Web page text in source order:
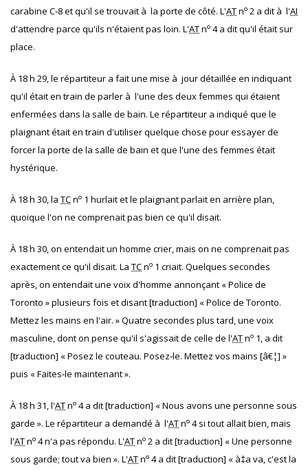
carabine C‐8 et qu'il se trouvait à la porte de côté. L'ATno 2 a dit à l'AI
d'attendre parce qu'ils n'étaient pas loin. L'ATno 4 a dit qu'il était sur
place.
À 18 h 29, le répartiteur a fait une mise à jour détaillée en indiquant
qu'il était en train de parler à l'une des deux femmes qui étaient
enfermées dans la salle de bain. Le répartiteur a indiqué que le
plaignant était en train d'utiliser quelque chose pour essayer de
forcer la porte de la salle de bain et que l'une des femmes était
hystérique.
À 18 h 30, la TCno 1 hurlait et le plaignant parlait en arrière plan,
quoique l'on ne comprenait pas bien ce qu'il disait.
À 18 h 30, on entendait un homme crier, mais on ne comprenait pas
exactement ce qu'il disait. La TCno 1 criait. Quelques secondes
après, on entendait une voix d'homme annonçant « Police de
Toronto » plusieurs fois et disant [traduction] « Police de Toronto.
Mettez les mains en l'air. » Quatre secondes plus tard, une voix
masculine, dont on pense qu'il s'agissait de celle de l'ATno 1, a dit
[traduction] « Posez le couteau. Posez‐le. Mettez vos mains [â€¦] »
puis « Faites‐le maintenant ».
À 18 h 31, l'ATno 4 a dit [traduction] « Nous avons une personne sous
garde ». Le répartiteur a demandé à l'ATno 4 si tout allait bien, mais
l'ATno 4 n'a pas répondu. L'ATno 2 a dit [traduction] « Une personne
sous garde; tout va bien ». L'ATno 4 a dit [traduction] « à‡a va, c'est la